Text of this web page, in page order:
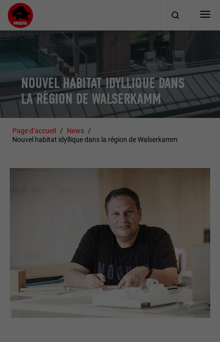
NOUVEL HABITAT IDYLLIQUE DANS
LA RÉGION DE WALSERKAMM
Page d’accueil
News
Nouvel habitat idyllique dans la région de Walserkamm